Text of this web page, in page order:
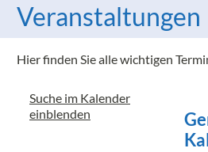
Veranstaltungen
Hier finden Sie alle wichtigen
Suche im Kalender
einblenden